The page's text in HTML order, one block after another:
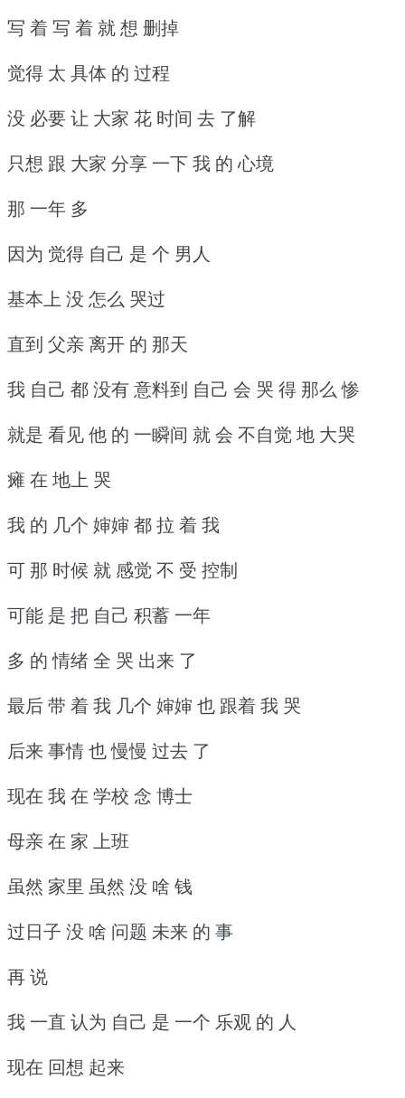
写 着 写 着 就 想 删掉
觉得 太 具体 的 过程
没 必要 让 大家 花 时间 去 了解
只想 跟 大家 分享 一下 我 的 心境
那 一年 多
因为 觉得 自己 是 个 男人
基本上 没 怎么 哭过
直到 父亲 离开 的 那天
我 自己 都 没有 意料到 自己 会 哭 得 那么 惨
就是 看见 他 的 一瞬间 就 会 不自觉 地 大哭
瘫 在 地上 哭
我 的 几个 婶婶 都 拉 着 我
可 那 时候 就 感觉 不 受 控制
可能 是 把 自己 积蓄 一年
多 的 情绪 全 哭 出来 了
最后 带 着 我 几个 婶婶 也 跟着 我 哭
后来 事情 也 慢慢 过去 了
现在 我 在 学校 念 博士
母亲 在 家 上班
虽然 家里 虽然 没 啥 钱
过日子 没 啥 问题 未来 的 事
再 说
我 一直 认为 自己 是 一个 乐观 的 人
现在 回想 起来